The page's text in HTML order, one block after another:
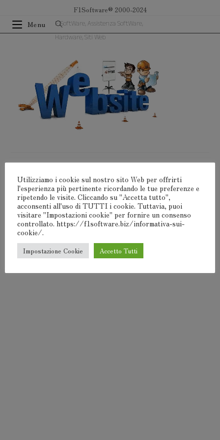
contenuto
F1Software® 2000-2024
Menu
F1SoftWare, Assistenza SoftWare,
Hardware, Siti Web
Deviconnettertiper pubblicare un commento.
F1Software® 2000-2024
Utilizziamo i cookie sul nostro sito Web per offrirti
l'esperienza più pertinente ricordando le tue preferenze e
ripetendo le visite. Cliccando su "Accetta tutto",
acconsenti all'uso di TUTTI i cookie. Tuttavia, puoi
visitare "Impostazioni cookie" per fornire un consenso
controllato. https://f1software.biz/informativa-sui-
cookie/.
Impostazione Cookie Accetto Tutti